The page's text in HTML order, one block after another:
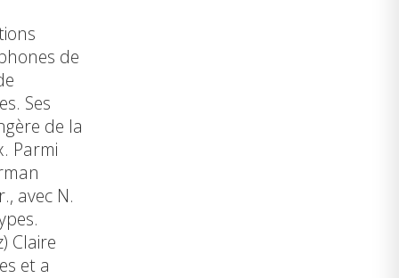
de
Ses
de la
Parmi
avec N.
Claire
et a